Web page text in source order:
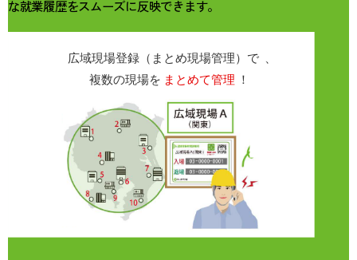
な就業履歴をスムーズに反映できます。